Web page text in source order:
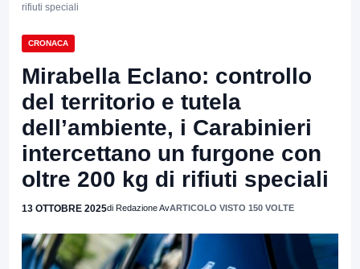
rifiuti speciali
CRONACA
Mirabella Eclano: controllo
del territorio e tutela
dell’ambiente, i Carabinieri
intercettano un furgone con
oltre 200 kg di rifiuti speciali
13 OTTOBRE 2025di Redazione AvARTICOLO VISTO 150 VOLTE